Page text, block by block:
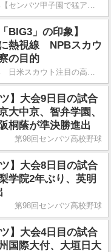
2026ドラフト特集【センバツ甲子園で猛アピール】
BIG3」の印象】
に熱視線 NPBスカウ
の目的
2026ドラフト特集 日米スカウト注目の高校球児
ツ】大会9日目の試合
中京、智弁学園、
桐蔭が準決勝進出
第98回センバツ高校野球
ツ】大会8日目の試合
学院2年ぶり、英明
第98回センバツ高校野球
ツ】大会4日目の試合
国際大付、大垣日大